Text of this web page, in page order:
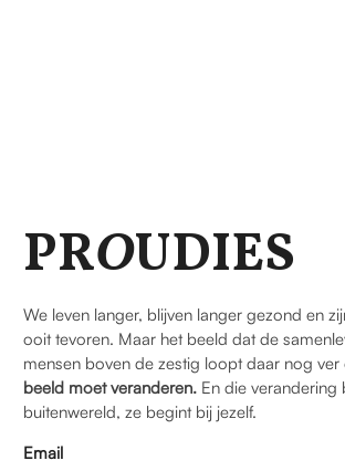
PROUDIES
We leven langer, blijven langer gezond en
ooit tevoren. Maar het beeld dat de
mensen boven de zestig loopt daar nog ver
beeld moet veranderen. En die verandering
buitenwereld, ze begint bij jezelf.
Email